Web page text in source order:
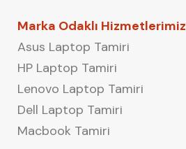
Marka Odaklı Hizmetlerimiz
Asus Laptop Tamiri
HP Laptop Tamiri
Lenovo Laptop Tamiri
Dell Laptop Tamiri
Macbook Tamiri